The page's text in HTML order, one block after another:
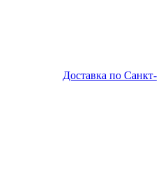
Доставка по Санкт-